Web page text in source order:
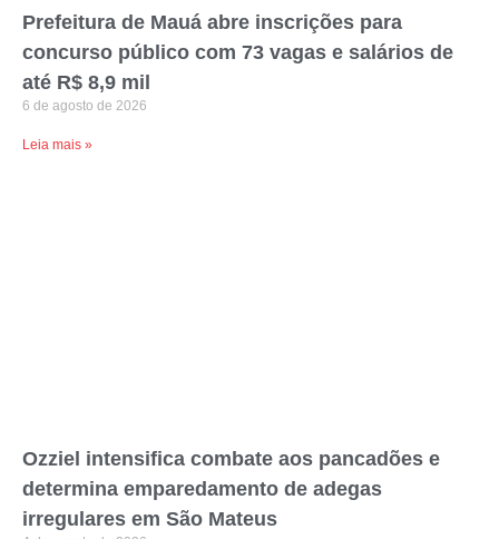
Prefeitura de Mauá abre inscrições para
concurso público com 73 vagas e salários de
até R$ 8,9 mil
6 de agosto de 2026
Leia mais »
Ozziel intensifica combate aos pancadões e
determina emparedamento de adegas
irregulares em São Mateus